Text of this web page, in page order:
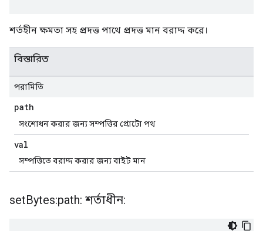
শর্তহীন ক্ষমতা সহ প্রদত্ত পাথে প্রদত্ত মান বরাদ্দ করে।
বিস্তারিত
পরামিতি
path
সংশোধন করার জন্য সম্পত্তির প্রোটো পথ
val
সম্পত্তিতে বরাদ্দ করার জন্য বাইট মান
setBytes:path: শর্তাধীন: